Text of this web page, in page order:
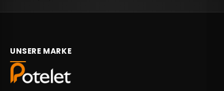
UNSERE MARKE